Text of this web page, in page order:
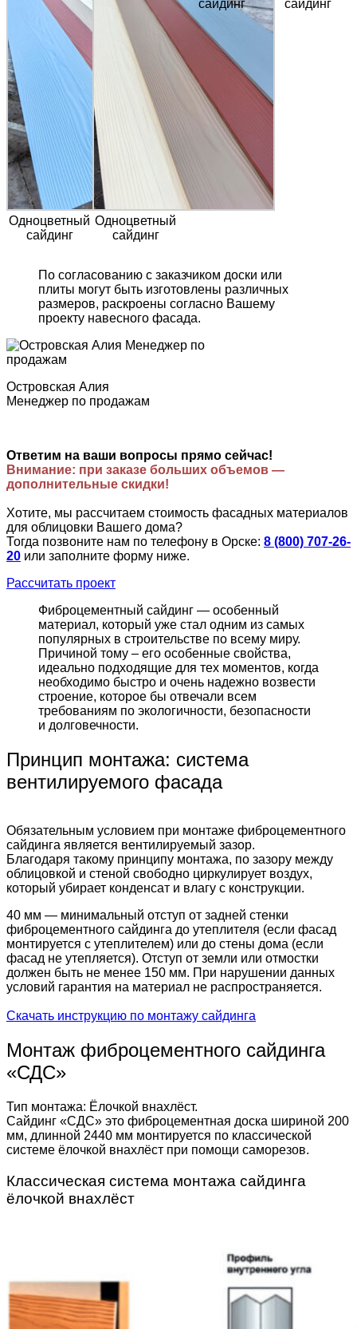
Одноцветный
сайдинг
Одноцветный
сайдинг
сайдинг сайдинг
По согласованию с заказчиком доски или
плиты могут быть изготовлены различных
размеров, раскроены согласно Вашему
проекту навесного фасада.
Островская Алия
Менеджер по продажам
Ответим на ваши вопросы прямо сейчас!
Внимание: при заказе больших объемов —
дополнительные скидки!
Хотите, мы рассчитаем стоимость фасадных материалов
для облицовки Вашего дома?
Тогда позвоните нам по телефону в Орске: 8 (800) 707-26-
20 или заполните форму ниже.
Рассчитать проект
Фиброцементный сайдинг — особенный
материал, который уже стал одним из самых
популярных в строительстве по всему миру.
Причиной тому – его особенные свойства,
идеально подходящие для тех моментов, когда
необходимо быстро и очень надежно возвести
строение, которое бы отвечали всем
требованиям по экологичности, безопасности
и долговечности.
Принцип монтажа: система
вентилируемого фасада
Обязательным условием при монтаже фиброцементного
сайдинга является вентилируемый зазор.
Благодаря такому принципу монтажа, по зазору между
облицовкой и стеной свободно циркулирует воздух,
который убирает конденсат и влагу с конструкции.
40 мм — минимальный отступ от задней стенки
фиброцементного сайдинга до утеплителя (если фасад
монтируется с утеплителем) или до стены дома (если
фасад не утепляется). Отступ от земли или отмостки
должен быть не менее 150 мм. При нарушении данных
условий гарантия на материал не распространяется.
Скачать инструкцию по монтажу сайдинга
Монтаж фиброцементного сайдинга
«СДС»
Тип монтажа: Ёлочкой внахлёст.
Сайдинг «СДС» это фиброцементная доска шириной 200
мм, длинной 2440 мм монтируется по классической
системе ёлочкой внахлёст при помощи саморезов.
Классическая система монтажа сайдинга
ёлочкой внахлёст